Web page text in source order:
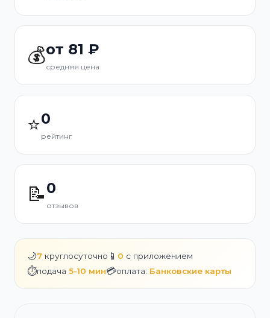
💰от 81 ₽
средняя цена
⭐0
рейтинг
📝0
отзывов
🌙7 круглосуточно 📱 0 с приложением
⏱️подача 5-10 мин💳оплата: Банковские карты